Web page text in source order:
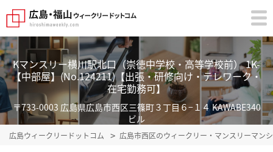
Kマンスリー横川駅北口（崇徳中学校・高等学校前） 1K-
【中部屋】(No.124211)【出張・研修向け・テレワーク・
在宅勤務可】
〒733-0003 広島県広島市西区三篠町３丁目６−１４ KAWABE340
ビル
広島ウィークリードットコム 広島市西区のウィークリー・マンスリーマン